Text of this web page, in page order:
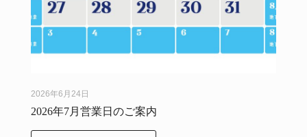
2026年6月24日
2026年7月営業日のご案内